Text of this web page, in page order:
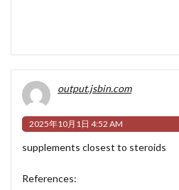
output.jsbin.com
2025年10月1日 4:52 AM
supplements closest to steroids
References: